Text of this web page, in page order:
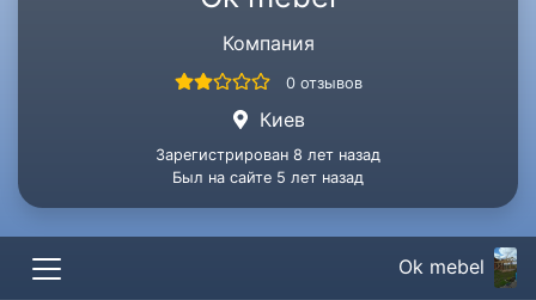
Компания
0 отзывов
Киев
Зарегистрирован 8 лет назад
Был на сайте 5 лет назад
Ok mebel